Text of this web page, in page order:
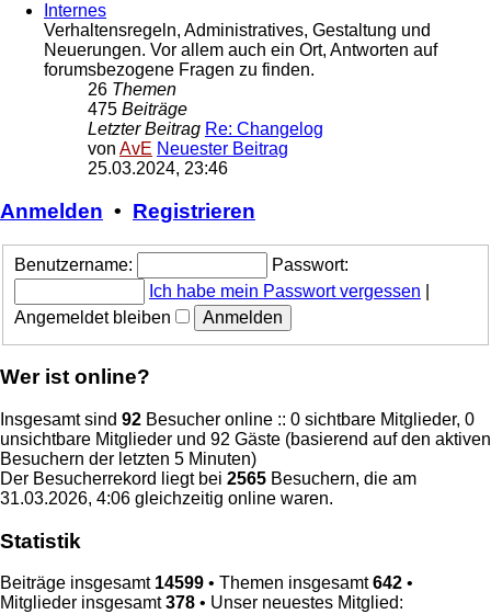
Internes
Verhaltensregeln, Administratives, Gestaltung und
Neuerungen. Vor allem auch ein Ort, Antworten auf
forumsbezogene Fragen zu finden.
26 Themen
475 Beiträge
Letzter Beitrag Re: Changelog
von AvE Neuester Beitrag
25.03.2024, 23:46
Anmelden • Registrieren
Benutzername:
Passwort:
Ich habe mein Passwort vergessen
Angemeldet bleiben
Wer ist online?
Insgesamt sind 92 Besucher online :: 0 sichtbare Mitglieder, 0
unsichtbare Mitglieder und 92 Gäste (basierend auf den aktiven
Besuchern der letzten 5 Minuten)
Der Besucherrekord liegt bei 2565 Besuchern, die am
31.03.2026, 4:06 gleichzeitig online waren.
Statistik
Beiträge insgesamt 14599 • Themen insgesamt642 •
Mitglieder insgesamt378 • Unser neuestes Mitglied: